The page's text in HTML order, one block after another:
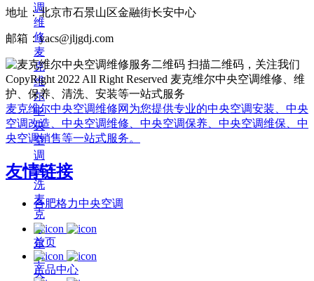
调
维
修
麦
克
维
尔
中
央
空
调
清
洗
麦
克
维
尔
中
央
地址：北京市石景山区金融街长安中心
邮箱：yacs@jljgdj.com
扫描二维码，关注我们
CopyRight 2022 All Right Reserved 麦克维尔中央空调维修、维
护、保养、清洗、安装等一站式服务
麦克维尔中央空调维修网为您提供专业的中央空调安装、中央
空调改造、中央空调维修、中央空调保养、中央空调维保、中
央空调销售等一站式服务。
友情链接
合肥格力中央空调
首页
产品中心